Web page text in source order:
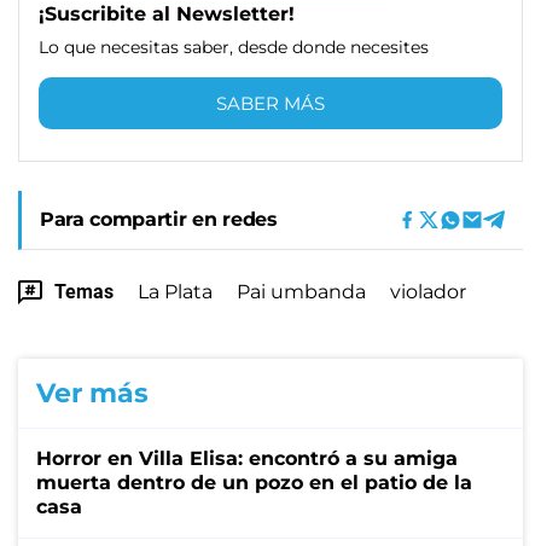
¡Suscribite al Newsletter!
Lo que necesitas saber, desde donde necesites
SABER MÁS
Para compartir en redes
Temas La Plata Pai umbanda violador
Ver más
Horror en Villa Elisa: encontró a su amiga
muerta dentro de un pozo en el patio de la
casa